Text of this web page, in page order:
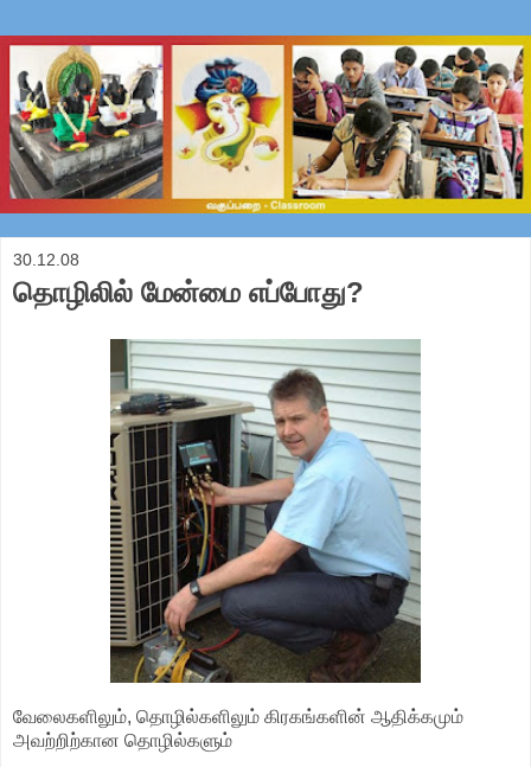
30.12.08
தொழிலில் மேன்மை எப்போது?
வேலைகளிலும், தொழில்களிலும் கிரகங்களின் ஆதிக்கமும்
அவற்றிற்கான தொழில்களும்